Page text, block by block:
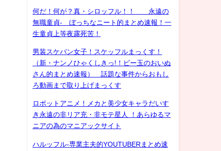
何だ！何が？真・シロッフル！！ 永遠の
無職童貞- ぼっちなニート的まとめ速報！一
生童貞上等夜露死苦！
男装スケバン女子！スケッフルまっくす！
（新・ナンノひゃくしきっ!！ビー玉のおいぬ
さん的まとめ速報） 話題な事件からおもし
ろ動画まで取り上げまっくす
ロボットアニメ！メカと美少女キャラだいす
き永遠の非リア充・非モテ星人 ！あらゆるマ
ニアの為のマニアックサイト
ハルッフル-専業主夫的YOUTUBERまとめ速